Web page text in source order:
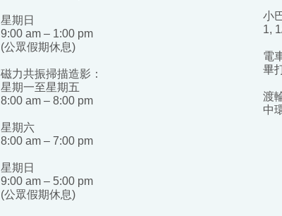
星期日
9:00 am – 1:00 pm
(公眾假期休息)
磁力共振掃描造影：
星期一至星期五
8:00 am – 8:00 pm
星期六
8:00 am – 7:00 pm
星期日
9:00 am – 5:00 pm
(公眾假期休息)
小
1,
電
畢
渡
中